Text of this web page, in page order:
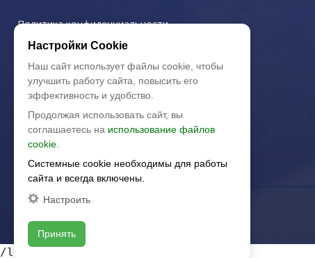
Политика конфиденциальности
/local/templates/artkeramika_new
Настройки Cookie
Наш сайт использует файлы cookie, чтобы
улучшить работу сайта, повысить его
эффективность и удобство.
Продолжая использовать сайт, вы
соглашаетесь на использование файлов
cookie.
Системные cookie необходимы для работы
сайта и всегда включены.
Настроить
Принять